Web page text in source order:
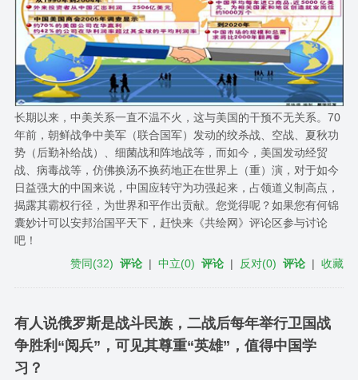
长期以来，中美关系一直不温不火，这与美国的干预不无关系。70
年前，朝鲜战争中美军（联合国军）发动的绞杀战、空战、夏秋功
势（后勤补给战）、细菌战和阵地战等，而如今，美国发动经贸
战、病毒战等，仿佛换汤不换药地正在世界上（重）演，对于如今
日益强大的中国来说，中国应转守为功强起来，占领道义制高点，
揭露其霸权行径，为世界和平作出贡献。您觉得呢？如果您有何锦
囊妙计可以安邦治国平天下，赶快来《共绘网》评论区参与讨论
吧！
赞同(32) 评论 |中立(0) 评论 | 反对(0) 评论 |收藏
有人说俄罗斯是战斗民族，二战后每年举行卫国战
争胜利“阅兵”，可见其尊重“英雄”，值得中国学
习？